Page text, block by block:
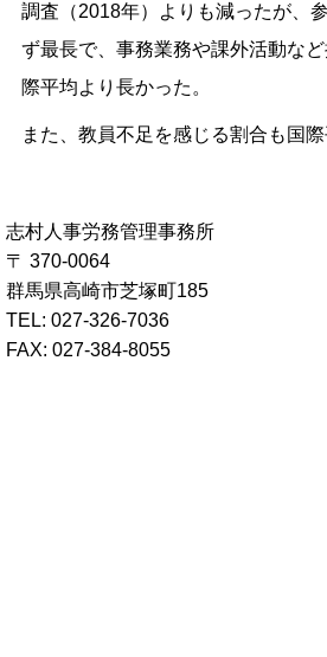
調査（2018年）よりも減ったが、
ず最長で、事務業務や課外活動な
際平均より長かった。
また、教員不足を感じる割合も国際
志村人事労務管理事務所
〒 370-0064
群馬県高崎市芝塚町185
TEL: 027-326-7036
FAX: 027-384-8055